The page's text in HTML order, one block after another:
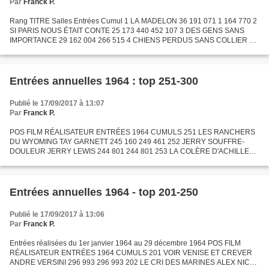
Par Franck P.
Rang TITRE Salles Entrées Cumul 1 LA MADELON 36 191 071 1 164 770 2
SI PARIS NOUS ÉTAIT CONTE 25 173 440 452 107 3 DES GENS SANS
IMPORTANCE 29 162 004 266 515 4 CHIENS PERDUS SANS COLLIER 44
Entrées annuelles 1964 : top 251-300
Publié le 17/09/2017 à 13:07
Par Franck P.
POS FILM RÉALISATEUR ENTRÉES 1964 CUMULS 251 LES RANCHERS
DU WYOMING TAY GARNETT 245 160 249 461 252 JERRY SOUFFRE-
DOULEUR JERRY LEWIS 244 801 244 801 253 LA COLÈRE D'ACHILLE
SIERRA SAM PECKINPAH...
Entrées annuelles 1964 - top 201-250
Publié le 17/09/2017 à 13:06
Par Franck P.
Entrées réalisées du 1er janvier 1964 au 29 décembre 1964 POS FILM
RÉALISATEUR ENTRÉES 1964 CUMULS 201 VOIR VENISE ET CREVER
ANDRE VERSINI 296 993 296 993 202 LE CRI DES MARINES ALEX NICOL